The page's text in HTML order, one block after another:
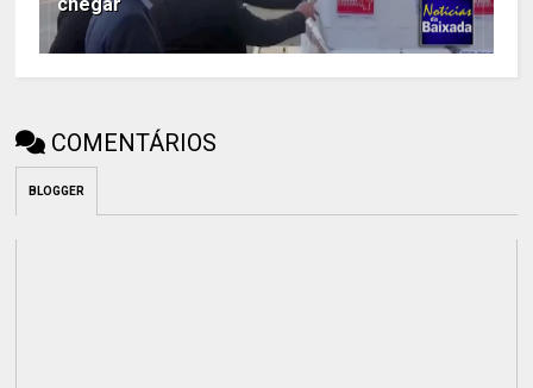
chegar
COMENTÁRIOS
BLOGGER